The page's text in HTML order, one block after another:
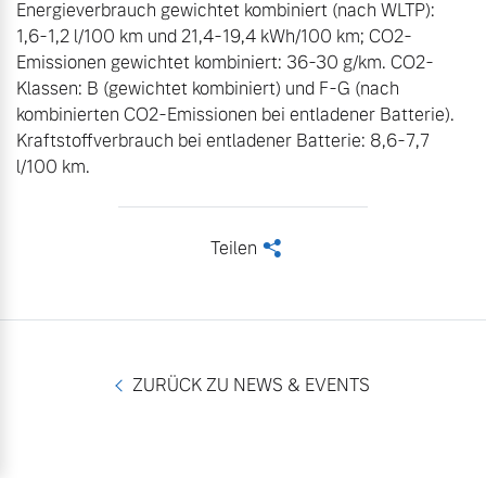
Energieverbrauch gewichtet kombiniert (nach WLTP):
1,6-1,2 l/100 km und 21,4-19,4 kWh/100 km; CO2-
Emissionen gewichtet kombiniert: 36-30 g/km. CO2-
Klassen: B (gewichtet kombiniert) und F-G (nach
kombinierten CO2-Emissionen bei entladener Batterie).
Kraftstoffverbrauch bei entladener Batterie: 8,6-7,7
l/100 km.
Teilen <
ZURÜCK ZU NEWS & EVENTS